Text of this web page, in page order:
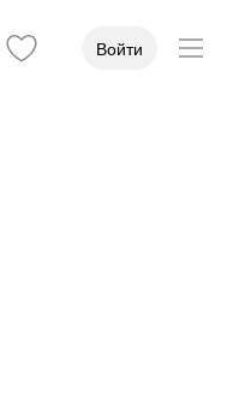
Войти